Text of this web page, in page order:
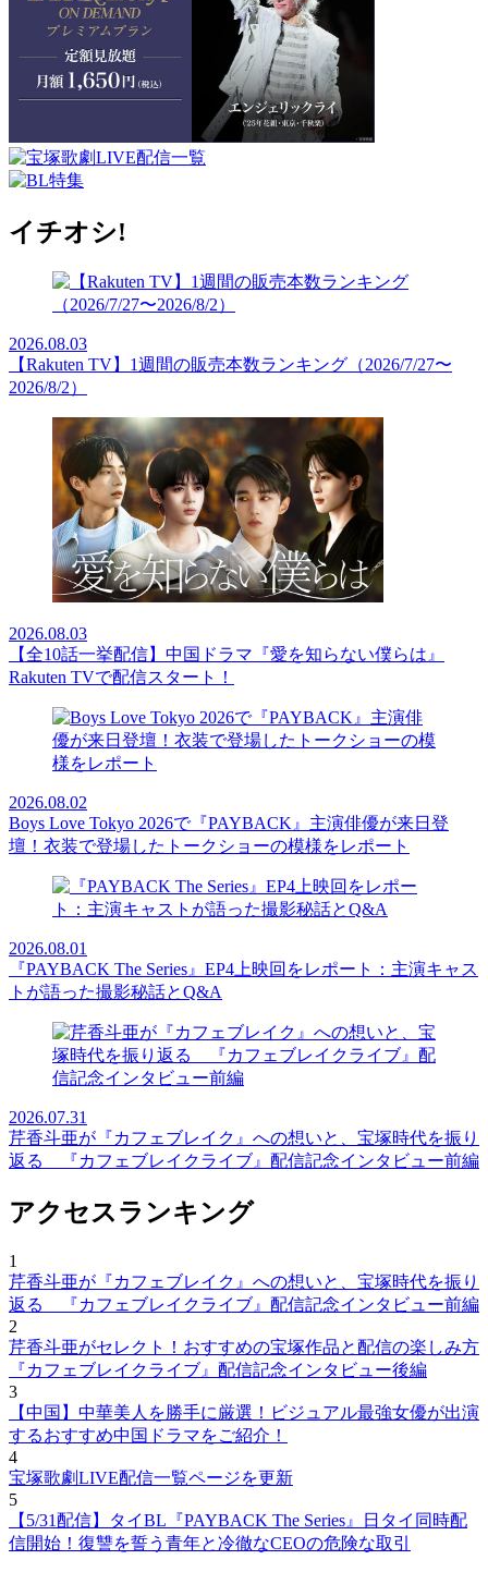
イチオシ!
2026.08.03
【Rakuten TV】1週間の販売本数ランキング（2026/7/27〜
2026/8/2）
2026.08.03
【全10話一挙配信】中国ドラマ『愛を知らない僕らは』
Rakuten TVで配信スタート！
2026.08.02
Boys Love Tokyo 2026で『PAYBACK』主演俳優が来日登
壇！衣装で登場したトークショーの模様をレポート
2026.08.01
『PAYBACK The Series』EP4上映回をレポート：主演キャス
トが語った撮影秘話とQ&A
2026.07.31
芹香斗亜が『カフェブレイク』への想いと、宝塚時代を振り
返る 『カフェブレイクライブ』配信記念インタビュー前編
アクセスランキング
1
芹香斗亜が『カフェブレイク』への想いと、宝塚時代を振り
返る 『カフェブレイクライブ』配信記念インタビュー前編
2
芹香斗亜がセレクト！おすすめの宝塚作品と配信の楽しみ方
『カフェブレイクライブ』配信記念インタビュー後編
3
【中国】中華美人を勝手に厳選！ビジュアル最強女優が出演
するおすすめ中国ドラマをご紹介！
4
宝塚歌劇LIVE配信一覧ページを更新
5
【5/31配信】タイBL『PAYBACK The Series』日タイ同時配
信開始！復讐を誓う青年と冷徹なCEOの危険な取引